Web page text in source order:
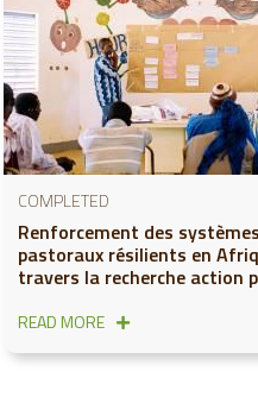
COMPLETED
Renforcement des
pastoraux résilients en
travers la recherche action
READ MORE